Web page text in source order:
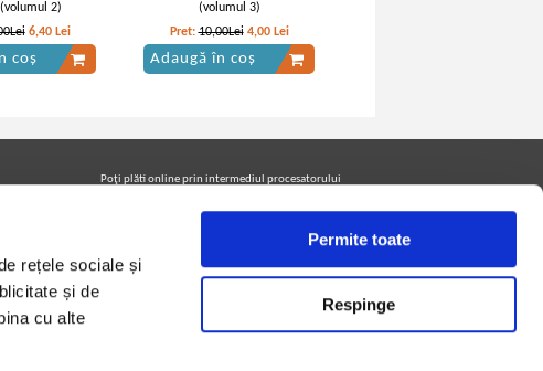
rețele sociale și
și de
cu alte
Permite toate
Respinge
2)
6,40 Lei
coș
(volumul 3)
Pret:10,00Lei 4,00 Lei
Adaugă în coș
Poţi plăti online prin intermediul procesatorului
Urmăreşte-ne pe facebook pentru a fi la curent cu